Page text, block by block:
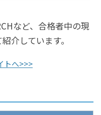
など、合格者中の現
介しています。
トへ>>>